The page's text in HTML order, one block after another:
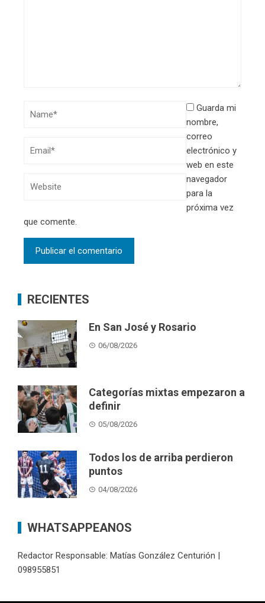
Guarda mi
nombre,
correo
electrónico y
web en este
navegador
para la
próxima vez
que comente.
RECIENTES
En San José y Rosario
06/08/2026
Categorías mixtas empezaron a
definir
05/08/2026
Todos los de arriba perdieron
puntos
04/08/2026
WHATSAPPEANOS
Redactor Responsable: Matías González Centurión |
098955851